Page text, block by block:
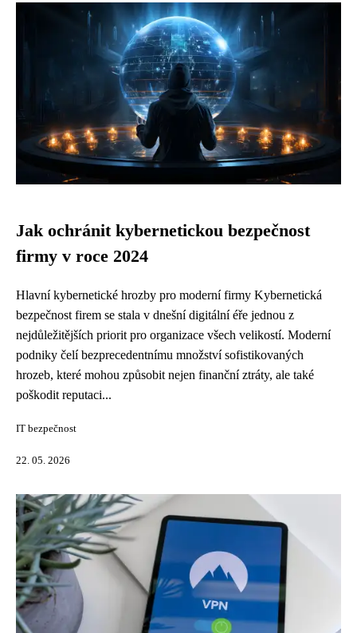
Jak ochránit kybernetickou bezpečnost
firmy v roce 2024
Hlavní kybernetické hrozby pro moderní firmy Kybernetická
bezpečnost firem se stala v dnešní digitální éře jednou z
nejdůležitějších priorit pro organizace všech velikostí. Moderní
podniky čelí bezprecedentnímu množství sofistikovaných
hrozeb, které mohou způsobit nejen finanční ztráty, ale také
poškodit reputaci...
IT bezpečnost
22. 05. 2026